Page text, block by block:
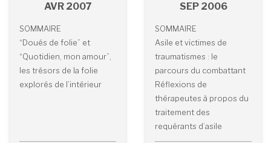
AVR 2007
SOMMAIRE
“Doués de folie” et
“Quotidien, mon amour”,
les trésors de la folie
explorés de l’intérieur
SEP 2006
SOMMAIRE
Asile et victimes de
traumatismes : le
parcours du combattant
Réflexions de
thérapeutes à propos du
traitement des
requérants d’asile